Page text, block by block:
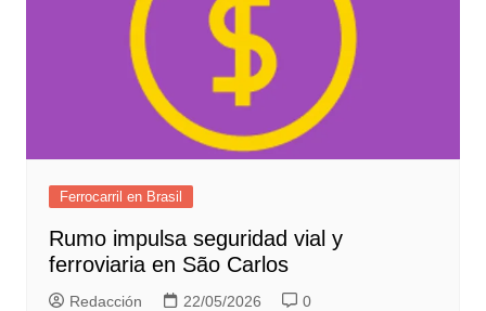
Ferrocarril en Brasil
Rumo impulsa seguridad vial y
ferroviaria en São Carlos
Redacción 22/05/2026 0